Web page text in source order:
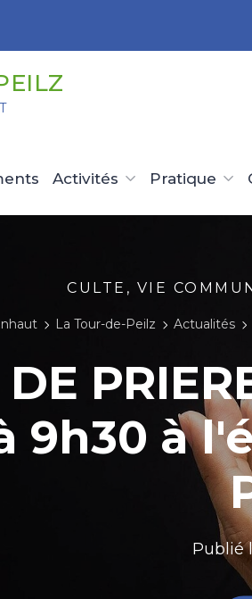
Activités Pratique
CULTE, VIE
La Tour-de-Peilz Actualités
DE
9h30 à
Publié